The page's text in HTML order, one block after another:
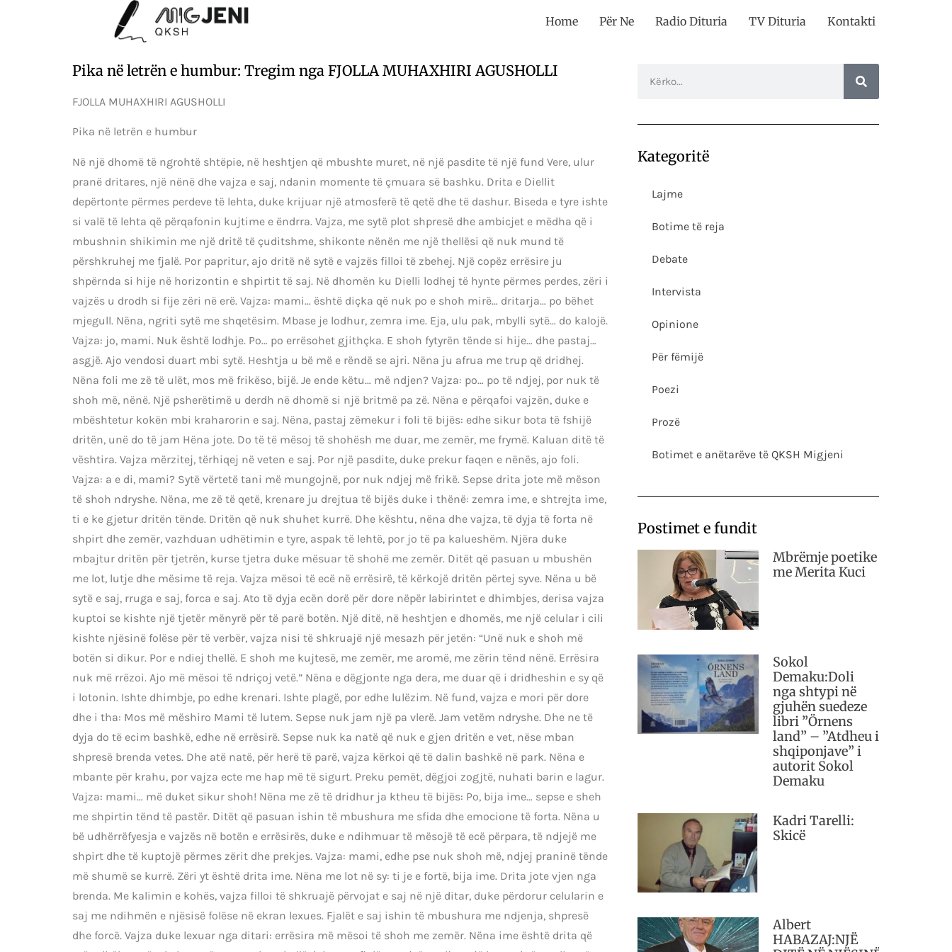
Home Për Ne Radio Dituria TV Dituria Kontakti
Pika në letrën e humbur: Tregim nga FJOLLA MUHAXHIRI AGUSHOLLI
FJOLLA MUHAXHIRI AGUSHOLLI
Pika në letrën e humbur
Në një dhomë të ngrohtë shtëpie, në heshtjen që mbushte muret, në një pasdite të një fund Vere, ulur
pranë dritares, një nënë dhe vajza e saj, ndanin momente të çmuara së bashku. Drita e Diellit
depërtonte përmes perdeve të lehta, duke krijuar një atmosferë të qetë dhe të dashur. Biseda e tyre ishte
si valë të lehta që përqafonin kujtime e ëndrra. Vajza, me sytë plot shpresë dhe ambicjet e mëdha që i
mbushnin shikimin me një dritë të çuditshme, shikonte nënën me një thellësi që nuk mund të
përshkruhej me fjalë. Por papritur, ajo dritë në sytë e vajzës filloi të zbehej. Një copëz errësire ju
shpërnda si hije në horizontin e shpirtit të saj. Në dhomën ku Dielli lodhej të hynte përmes perdes, zëri i
vajzës u drodh si fije zëri në erë. Vajza: mami… është diçka që nuk po e shoh mirë… dritarja… po bëhet
mjegull. Nëna, ngriti sytë me shqetësim. Mbase je lodhur, zemra ime. Eja, ulu pak, mbylli sytë… do kalojë.
Vajza: jo, mami. Nuk është lodhje. Po… po errësohet gjithçka. E shoh fytyrën tënde si hije… dhe pastaj…
asgjë. Ajo vendosi duart mbi sytë. Heshtja u bë më e rëndë se ajri. Nëna ju afrua me trup që dridhej.
Nëna foli me zë të ulët, mos më frikëso, bijë. Je ende këtu… më ndjen? Vajza: po… po të ndjej, por nuk të
shoh më, nënë. Një psherëtimë u derdh në dhomë si një britmë pa zë. Nëna e përqafoi vajzën, duke e
mbështetur kokën mbi kraharorin e saj. Nëna, pastaj zëmekur i foli të bijës: edhe sikur bota të fshijë
dritën, unë do të jam Hëna jote. Do të të mësoj të shohësh me duar, me zemër, me frymë. Kaluan ditë të
vështira. Vajza mërzitej, tërhiqej në veten e saj. Por një pasdite, duke prekur faqen e nënës, ajo foli.
Vajza: a e di, mami? Sytë vërtetë tani më mungojnë, por nuk ndjej më frikë. Sepse drita jote më mëson
të shoh ndryshe. Nëna, me zë të qetë, krenare ju drejtua të bijës duke i thënë: zemra ime, e shtrejta ime,
ti e ke gjetur dritën tënde. Dritën që nuk shuhet kurrë. Dhe kështu, nëna dhe vajza, të dyja të forta në
shpirt dhe zemër, vazhduan udhëtimin e tyre, aspak të lehtë, por jo të pa kalueshëm. Njëra duke
mbajtur dritën për tjetrën, kurse tjetra duke mësuar të shohë me zemër. Ditët që pasuan u mbushën
me lot, lutje dhe mësime të reja. Vajza mësoi të ecë në errësirë, të kërkojë dritën përtej syve. Nëna u bë
sytë e saj, rruga e saj, forca e saj. Ato të dyja ecën dorë për dore nëpër labirintet e dhimbjes, derisa vajza
kuptoi se kishte një tjetër mënyrë për të parë botën. Një ditë, në heshtjen e dhomës, me një celular i cili
kishte njësinë folëse për të verbër, vajza nisi të shkruajë një mesazh për jetën: “Unë nuk e shoh më
botën si dikur. Por e ndiej thellë. E shoh me kujtesë, me zemër, me aromë, me zërin tënd nënë. Errësira
nuk më rrëzoi. Ajo më mësoi të ndriçoj vetë.” Nëna e dëgjonte nga dera, me duar që i dridheshin e sy që
i lotonin. Ishte dhimbje, po edhe krenari. Ishte plagë, por edhe lulëzim. Në fund, vajza e mori për dore
dhe i tha: Mos më mëshiro Mami të lutem. Sepse nuk jam një pa vlerë. Jam vetëm ndryshe. Dhe ne të
dyja do të ecim bashkë, edhe në errësirë. Sepse nuk ka natë që nuk e gjen dritën e vet, nëse mban
shpresë brenda vetes. Dhe atë natë, për herë të parë, vajza kërkoi që të dalin bashkë në park. Nëna e
mbante për krahu, por vajza ecte me hap më të sigurt. Preku pemët, dëgjoi zogjtë, nuhati barin e lagur.
Vajza: mami… më duket sikur shoh! Nëna me zë të dridhur ja ktheu të bijës: Po, bija ime… sepse e sheh
me shpirtin tënd të pastër. Ditët që pasuan ishin të mbushura me sfida dhe emocione të forta. Nëna u
bë udhërrëfyesja e vajzës në botën e errësirës, duke e ndihmuar të mësojë të ecë përpara, të ndjejë me
shpirt dhe të kuptojë përmes zërit dhe prekjes. Vajza: mami, edhe pse nuk shoh më, ndjej praninë tënde
më shumë se kurrë. Zëri yt është drita ime. Nëna me lot në sy: ti je e fortë, bija ime. Drita jote vjen nga
brenda. Me kalimin e kohës, vajza filloi të shkruajë përvojat e saj në një ditar, duke përdorur celularin e
saj me ndihmën e njësisë folëse në ekran lexues. Fjalët e saj ishin të mbushura me ndjenja, shpresë
dhe forcë. Vajza duke lexuar nga ditari: errësira më mësoi të shoh me zemër. Nëna ime është drita që
Kategoritë
Lajme
Botime të reja
Debate
Intervista
Opinione
Për fëmijë
Poezi
Prozë
Botimet e anëtarëve të QKSH Migjeni
Postimet e fundit
Mbrëmje poetike
me Merita Kuci
Sokol
Demaku:Doli
nga shtypi në
gjuhën suedeze
libri ”Örnens
land” – ”Atdheu i
shqiponjave” i
autorit Sokol
Demaku
Kadri Tarelli:
Skicë
Albert
HABAZAJ:NJË